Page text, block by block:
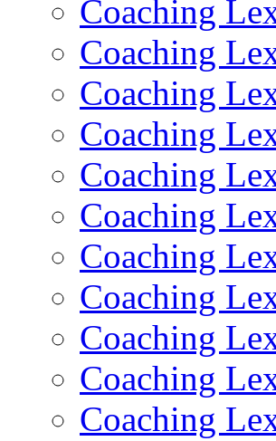
Coaching
Coaching
Coaching
Coaching
Coaching
Coaching
Coaching
Coaching
Coaching
Coaching
Coaching